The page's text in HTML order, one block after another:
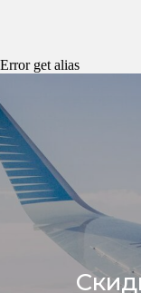
Error get alias